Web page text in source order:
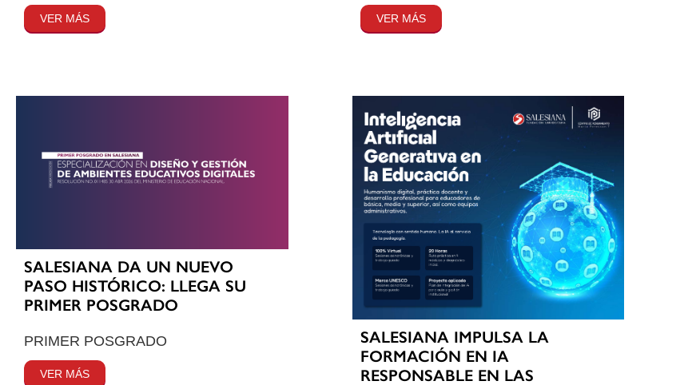
VER MÁS VER MÁS
SALESIANA DA UN NUEVO
PASO HISTÓRICO: LLEGA SU
PRIMER POSGRADO
PRIMER POSGRADO
VER MÁS
SALESIANA IMPULSA LA
FORMACIÓN EN IA
RESPONSABLE EN LAS